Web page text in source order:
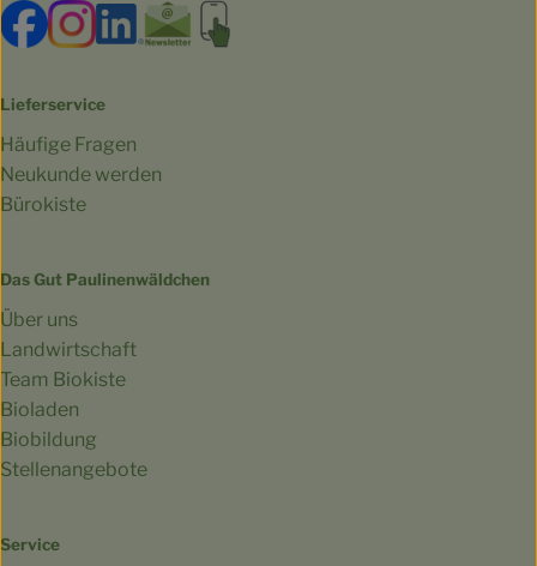
Externer Link zu https://www.facebook.com/
Externer Link zu https://www.instagram.com/
Externer Link zu https://
Externer Link zu https://
Lieferservice
Häufige Fragen
Neukunde werden
Bürokiste
Das Gut Paulinenwäldchen
Über uns
Landwirtschaft
Team Biokiste
Bioladen
Biobildung
Stellenangebote
Service